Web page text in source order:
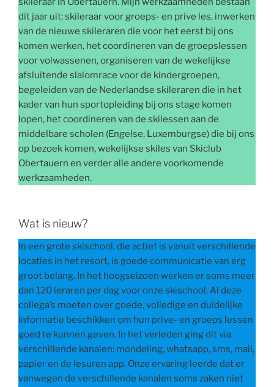
dit jaar uit: skileraar voor groeps- en prive les, inwerken
van de nieuwe skileraren die voor het eerst bij ons
komen werken, het coordineren van de groepslessen
voor volwassenen, organiseren van de wekelijkse
afsluitende slalomrace voor de kindergroepen,
begeleiden van de Nederlandse skileraren die in het
kader van hun sportopleiding bij ons stage komen
lopen, het coordineren van de skilessen aan de
middelbare scholen (Engelse, Luxemburgse) die bij ons
op bezoek komen, wekelijkse skiles van Skiclub
Obertauern en verder alle andere voorkomende
werkzaamheden.
Wat is nieuw?
In een grote skischool, die actief is vanuit verschillende
locaties in het resort, is goede communicatie van erg
groot belang. In het hoogseizoen werken er soms meer
dan 120 leraren per dag voor onze skischool. Al deze
collega’s moeten over goede, volledige en duidelijke
informatie beschikken om hun prive- en groeps lessen
goed te kunnen geven. In het verleden ging dit via
verschillende kanalen: mondeling, whatsapp, sms, mail,
papier en de lesuren app. Onze ervaring leerde dat er
vanwegen de verschillende kanalen soms zaken niet